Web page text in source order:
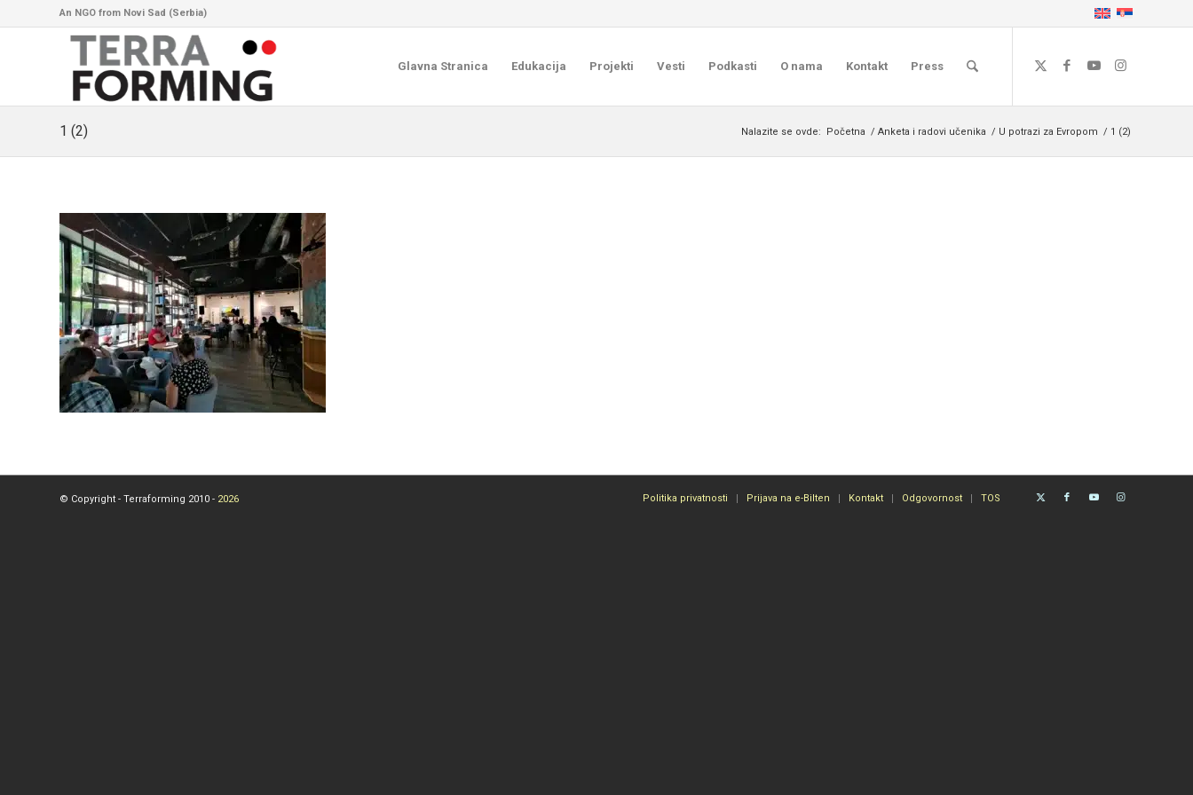
An NGO from Novi Sad (Serbia)
Glavna Stranica Edukacija Projekti Vesti Podkasti O nama Kontakt Press
1 (2) Nalazite se ovde: Početna / Anketa i radovi učenika / U potrazi za Evropom / 1 (2)
© Copyright - Terraforming 2010 - 2026 Politika privatnosti Prijava na e-Bilten Kontakt Odgovornost TOS